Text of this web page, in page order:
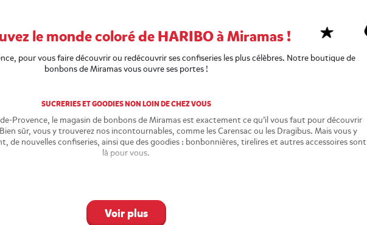
le monde coloré de HARIBO à Miramas !
pour vous faire découvrir ou redécouvrir ses confiseries les plus célèbres. Notre boutique de
bonbons de Miramas vous ouvre ses portes !
SUCRERIES ET GOODIES NON LOIN DE CHEZ VOUS
Provence, le magasin de bonbons de Miramas est exactement ce qu’il vous faut pour découvrir
sûr, vous y trouverez nos incontournables, comme les Carensac ou les Dragibus. Mais vous y
de nouvelles confiseries, ainsi que des goodies : bonbonnières, tirelires et autres accessoires sont
là pour vous.
N569. Vous suivrez également cette dernière si vous venez d’Istres. Notre magasin Haribo se situe
Théodore Aubanel, dans le centre commercial de McArthurGlen Provence.
Voir plus